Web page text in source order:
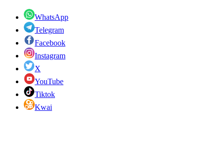
WhatsApp
Telegram
Facebook
Instagram
X
YouTube
Tiktok
Kwai